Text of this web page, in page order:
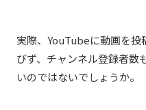
実際、YouTubeに動画を投
びず、チャンネル登録者数
いのではないでしょうか。